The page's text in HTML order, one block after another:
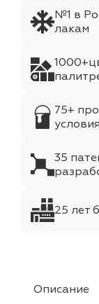
№1 в
лакам
75+
35
25 лет
Описание